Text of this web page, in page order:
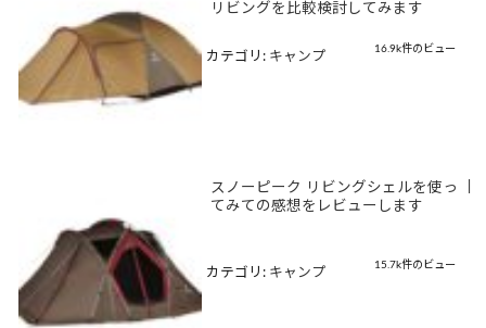
リビングを比較検討してみます
16.9k件のビュー
カテゴリ: キャンプ
スノーピーク リビングシェルを使っ
てみての感想をレビューします
15.7k件のビュー
カテゴリ: キャンプ